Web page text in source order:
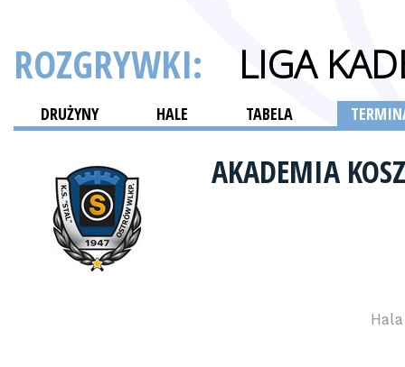
ROZGRYWKI: LIGA
DRUŻYNY HALE TABELA
AKADEMIA